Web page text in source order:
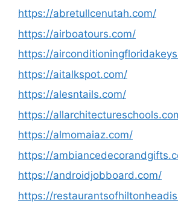
https://abretullcenutah.com/
https://airboatours.com/
https://
https://aitalkspot.com/
https://alesntails.com/
https://
https://almomaiaz.com/
https://
https://androidjobboard.com/
https://